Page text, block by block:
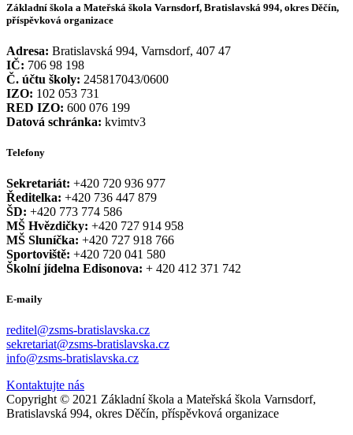
Základní škola a Mateřská škola Varnsdorf, Bratislavská 994, okres Děčín,
příspěvková organizace
Adresa: Bratislavská 994, Varnsdorf, 407 47
IČ: 706 98 198
Č. účtu školy: 245817043/0600
IZO: 102 053 731
RED IZO: 600 076 199
Datová schránka: kvimtv3
Telefony
Sekretariát: +420 720 936 977
Ředitelka: +420 736 447 879
ŠD: +420 773 774 586
MŠ Hvězdičky: +420 727 914 958
MŠ Sluníčka: +420 727 918 766
Sportoviště: +420 720 041 580
Školní jídelna Edisonova: + 420 412 371 742
E-maily
reditel@zsms-bratislavska.cz
sekretariat@zsms-bratislavska.cz
info@zsms-bratislavska.cz
Kontaktujte nás
Copyright © 2021 Základní škola a Mateřská škola Varnsdorf,
Bratislavská 994, okres Děčín, příspěvková organizace